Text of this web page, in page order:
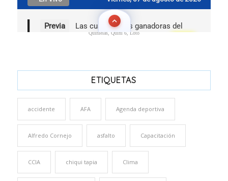
Quinielas, Quini 6, Loto
ETIQUETAS
accidente AFA Agenda deportiva
Alfredo Cornejo asfalto Capacitación
CCIA chiqui tapia Clima